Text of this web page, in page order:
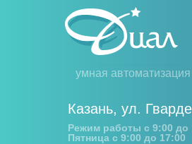
умная автоматизация
Казань, ул.
Режим работы с 9:00 до
Пятница с 9:00 до 17:00